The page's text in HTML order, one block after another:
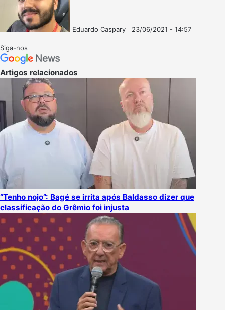
Eduardo Caspary
23/06/2021 - 14:57
Siga-nos
Artigos relacionados
“Tenho nojo”: Bagé se irrita após Baldasso dizer que
classificação do Grêmio foi injusta